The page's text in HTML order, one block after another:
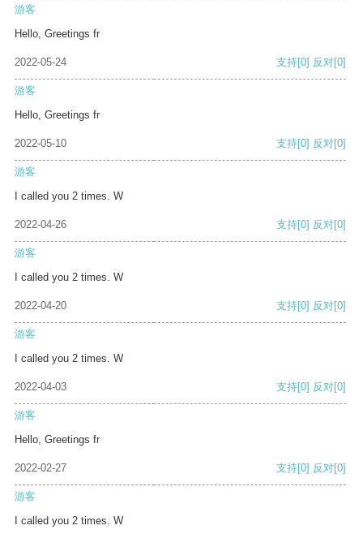
游客
Hello, Greetings fr
2022-05-24 支持[0] 反对[0]
游客
Hello, Greetings fr
2022-05-10 支持[0] 反对[0]
游客
I called you 2 times. W
2022-04-26 支持[0] 反对[0]
游客
I called you 2 times. W
2022-04-20 支持[0] 反对[0]
游客
I called you 2 times. W
2022-04-03 支持[0] 反对[0]
游客
Hello, Greetings fr
2022-02-27 支持[0] 反对[0]
游客
I called you 2 times. W